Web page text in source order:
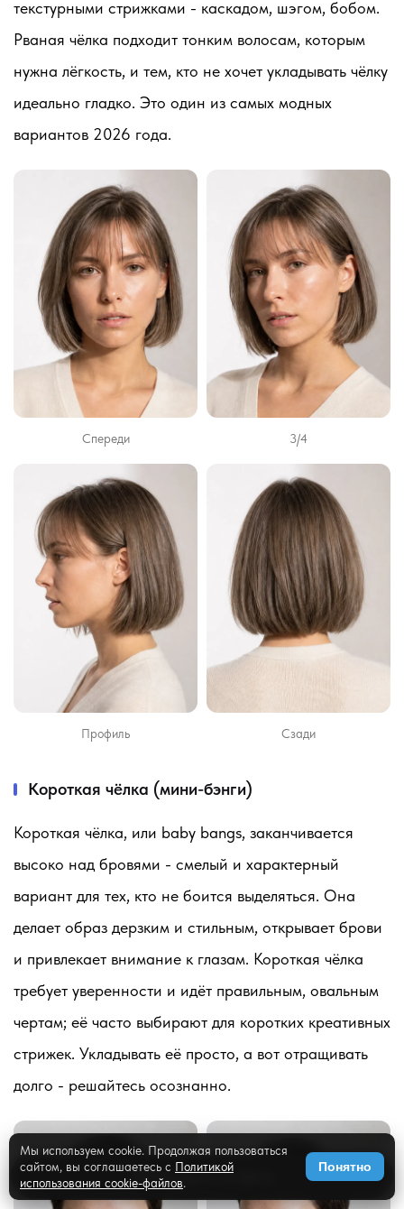
текстурными стрижками - каскадом, шэгом, бобом.
Рваная чёлка подходит тонким волосам, которым
нужна лёгкость, и тем, кто не хочет укладывать чёлку
идеально гладко. Это один из самых модных
вариантов 2026 года.
Спереди 3/4
Профиль Сзади
Короткая чёлка (мини-бэнги)
Короткая чёлка, или baby bangs, заканчивается
высоко над бровями - смелый и характерный
вариант для тех, кто не боится выделяться. Она
делает образ дерзким и стильным, открывает брови
и привлекает внимание к глазам. Короткая чёлка
требует уверенности и идёт правильным, овальным
чертам; её часто выбирают для коротких креативных
стрижек. Укладывать её просто, а вот отращивать
долго - решайтесь осознанно.
✨Примерить на фото
Мы используем cookie. Продолжая пользоваться
сайтом, вы соглашаетесь с Политикой
использования cookie-файлов.
Понятно